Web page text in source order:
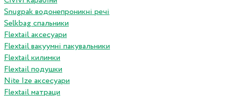
Snugpak водонепроникні речі
Selkbag спальники
Flextail аксесуари
Flextail вакуумні пакувальники
Flextail килимки
Flextail подушки
Nite Ize аксесуари
Flextail матраци